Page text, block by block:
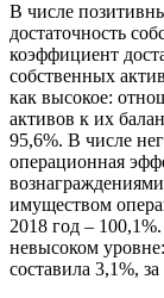
В числе
достаточность
коэффициент
собственных
как высокое:
активов к их
95,6%. В числе
операционная
имуществом
2018 год –
невысоком
составила 3,1%,